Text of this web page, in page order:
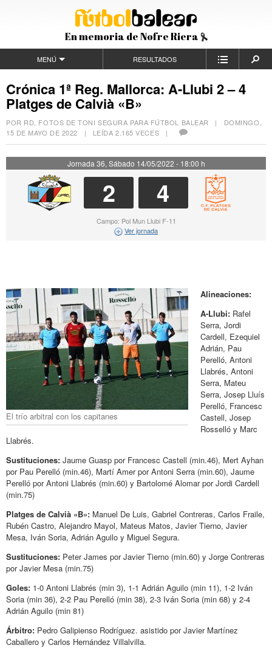
En memoria de Nofre Riera
MENÚ RESULTADOS
Crónica 1ª Reg. Mallorca: A-Llubi 2 – 4
Platges de Calvià «B»
POR RD, FOTOS DE TONI SEGURA PARA FÚTBOL BALEAR | DOMINGO,
15 DE MAYO DE 2022 | LEÍDA 2.165 VECES |
Jornada 36, Sábado 14/05/2022 - 18:00 h
2 4
Campo: Pol Mun Llubi F-11
Ver jornada
El trío arbitral con los capitanes
Alineaciones:
A-Llubi: Rafel
Serra, Jordi
Cardell, Ezequiel
Adrián, Pau
Perelló, Antoni
Llabrés, Antoni
Serra, Mateu
Serra, Josep Lluís
Perelló, Francesc
Castell, Josep
Rosselló y Marc
Llabrés.
Sustituciones: Jaume Guasp por Francesc Castell (min.46), Mert Ayhan
por Pau Perelló (min.46), Martí Amer por Antoni Serra (min.60), Jaume
Perelló por Antoni Llabrés (min.60) y Bartolomé Alomar por Jordi Cardell
(min.75)
Platges de Calvià «B»: Manuel De Luis, Gabriel Contreras, Carlos Fraile,
Rubén Castro, Alejandro Mayol, Mateus Matos, Javier Tierno, Javier
Mesa, Iván Soria, Adrián Aguilo y Miguel Segura.
Sustituciones: Peter James por Javier Tierno (min.60) y Jorge Contreras
por Javier Mesa (min.75)
Goles: 1-0 Antoni Llabrés (min 3), 1-1 Adrián Aguilo (min 11), 1-2 Iván
Soria (min 36), 2-2 Pau Perelló (min 38), 2-3 Iván Soria (min 68) y 2-4
Adrián Aguilo (min 81)
Árbitro: Pedro Galipienso Rodríguez. asistido por Javier Martínez
Caballero y Carlos Hernández Villalvilla.